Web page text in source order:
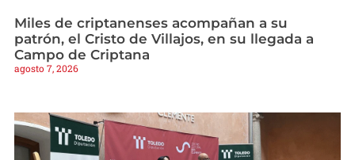
Miles de criptanenses acompañan a su
patrón, el Cristo de Villajos, en su llegada a
Campo de Criptana
agosto 7, 2026